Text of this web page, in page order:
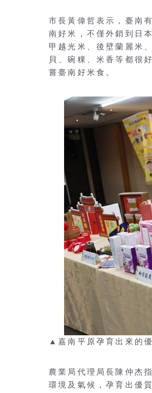
市長黃偉哲表示，臺南
南好米，不僅外銷到日
甲越光米、後壁蘭麗米
貝、碗粿、米香等都很
嘗臺南好米食。
▲嘉南平原孕育出來的
農業局代理局長陳仲杰
環境及氣候，孕育出優